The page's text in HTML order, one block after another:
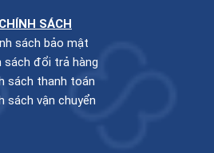
CHÍNH SÁCH
sách bảo mật
sách đổi trả hàng
sách thanh toán
sách vận chuyển